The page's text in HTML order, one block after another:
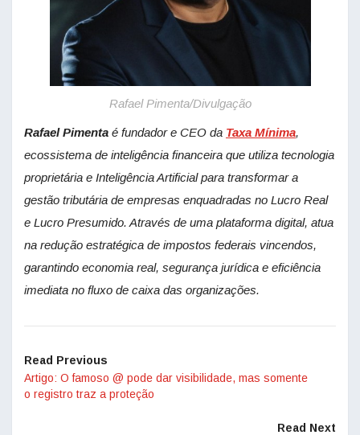
Rafael Pimenta/Divulgação
Rafael Pimenta é fundador e CEO da Taxa Mínima,
ecossistema de inteligência financeira que utiliza tecnologia
proprietária e Inteligência Artificial para transformar a
gestão tributária de empresas enquadradas no Lucro Real
e Lucro Presumido. Através de uma plataforma digital, atua
na redução estratégica de impostos federais vincendos,
garantindo economia real, segurança jurídica e eficiência
imediata no fluxo de caixa das organizações.
Read Previous
Artigo: O famoso @ pode dar visibilidade, mas somente
o registro traz a proteção
Read Next